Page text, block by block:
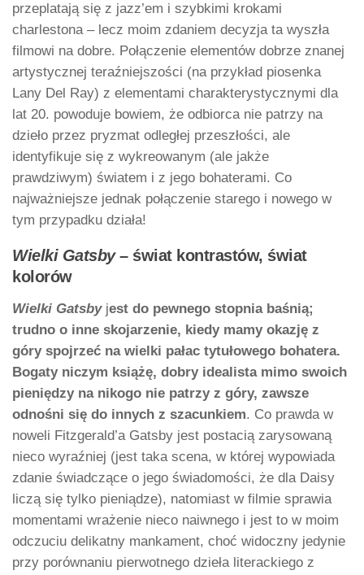
przeplatają się z jazz’em i szybkimi krokami
charlestona – lecz moim zdaniem decyzja ta wyszła
filmowi na dobre. Połączenie elementów dobrze znanej
artystycznej teraźniejszości (na przykład piosenka
Lany Del Ray) z elementami charakterystycznymi dla
lat 20. powoduje bowiem, że odbiorca nie patrzy na
dzieło przez pryzmat odległej przeszłości, ale
identyfikuje się z wykreowanym (ale jakże
prawdziwym) światem i z jego bohaterami. Co
najważniejsze jednak połączenie starego i nowego w
tym przypadku działa!
Wielki Gatsby– świat kontrastów, świat
kolorów
Wielki Gatsbyjest do pewnego stopnia baśnią;
trudno o inne skojarzenie, kiedy mamy okazję z
góry spojrzeć na wielki pałac tytułowego bohatera.
Bogaty niczym książę, dobry idealista mimo swoich
pieniędzy na nikogo nie patrzy z góry, zawsze
odnośni się do innych z szacunkiem. Co prawda w
noweli Fitzgerald’a Gatsby jest postacią zarysowaną
nieco wyraźniej (jest taka scena, w której wypowiada
zdanie świadczące o jego świadomości, że dla Daisy
liczą się tylko pieniądze), natomiast w filmie sprawia
momentami wrażenie nieco naiwnego i jest to w moim
odczuciu delikatny mankament, choć widoczny jedynie
przy porównaniu pierwotnego dzieła literackiego z